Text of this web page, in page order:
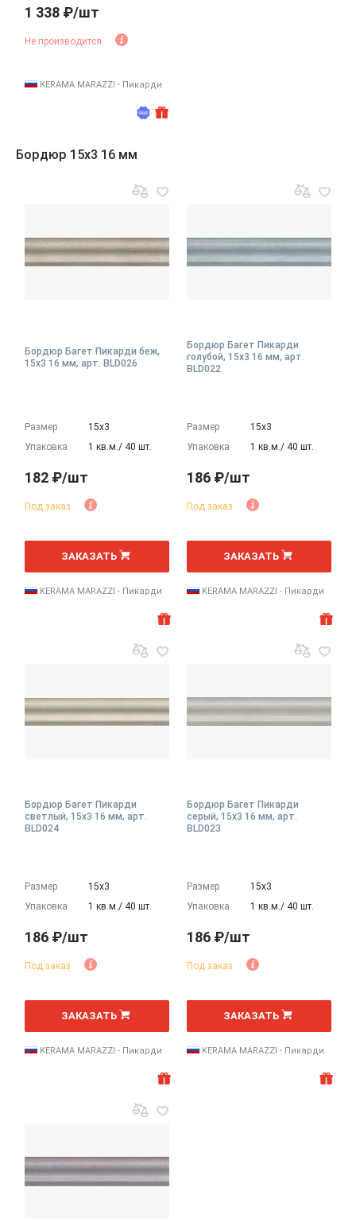
1 338 ₽/шт
Не производится
KERAMA MARAZZI - Пикарди
Бордюр 15x3 16 мм
Бордюр Багет Пикарди беж,
15x3 16 мм, арт. BLD026
Размер
15х3
Упаковка
1 кв.м./ 40 шт.
182 ₽/шт
Под заказ
шт
ЗАКАЗАТЬ
KERAMA MARAZZI - Пикарди
Бордюр Багет Пикарди
голубой, 15x3 16 мм, арт.
BLD022
Размер
15х3
Упаковка
1 кв.м./ 40 шт.
186 ₽/шт
Под заказ
шт
ЗАКАЗАТЬ
KERAMA MARAZZI - Пикарди
Бордюр Багет Пикарди
светлый, 15x3 16 мм, арт.
BLD024
Размер
15х3
Упаковка
1 кв.м./ 40 шт.
186 ₽/шт
Под заказ
шт
ЗАКАЗАТЬ
KERAMA MARAZZI - Пикарди
Бордюр Багет Пикарди
серый, 15x3 16 мм, арт.
BLD023
Размер
15х3
Упаковка
1 кв.м./ 40 шт.
186 ₽/шт
Под заказ
шт
ЗАКАЗАТЬ
KERAMA MARAZZI - Пикарди